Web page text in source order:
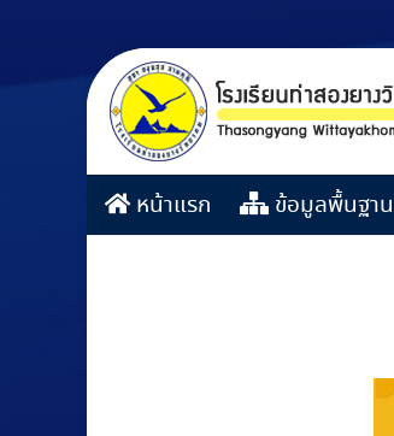
หน้าแรก ข้อมูลพื้นฐาน